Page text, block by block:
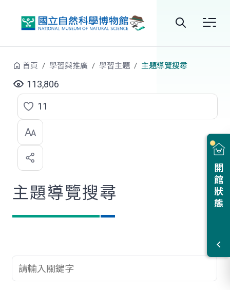
站
尋
開館狀態
首頁 學習與推廣 學習主題 主題導覽搜尋
113,806
點
選
喜
歡
11
主題導覽搜尋
查詢關鍵字